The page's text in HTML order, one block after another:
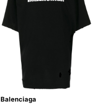
Balenciaga